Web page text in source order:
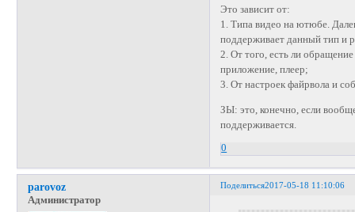
Это зависит от:
1. Типа видео на ютюбе.
поддерживает данный тип и
2. От того, есть ли
приложение, плеер;
3. От настроек файрвола и
ЗЫ: это, конечно, если
поддерживается.
0
Поделиться2017-05-18 11:10:06
parovoz
Администратор